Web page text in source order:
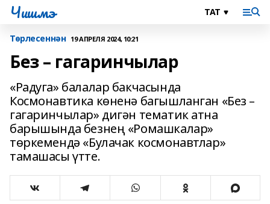
Чишмэ
Төрлесеннән 19 АПРЕЛЯ 2024, 10:21
Без – гагаринчылар
«Радуга» балалар бакчасында
Космонавтика көненә багышланган «Без –
гагаринчылар» дигән тематик атна
барышында безнең «Ромашкалар»
төркемендә «Булачак космонавтлар»
тамашасы үтте.